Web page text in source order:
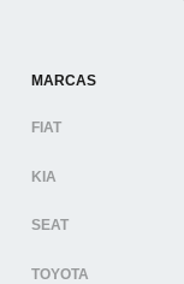
MARCAS
FIAT
KIA
SEAT
TOYOTA